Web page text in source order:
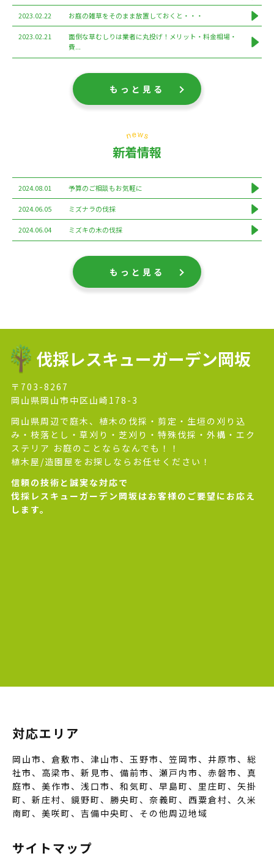
2023.02.22 お庭の雑草をそのまま放置しておくと・・・
2023.02.21
面倒な草むしりは業者に丸投げ！メリット・料金相場・
費...
もっと見る
新着情報
2024.08.01 予算のご相談もお気軽に
2024.06.05 ミズナラの伐採
2024.06.04 ミズキの木の伐採
もっと見る
伐採レスキューガーデン岡坂
〒703-8267
岡山県岡山市中区山崎178-3
岡山県周辺で庭木、植木の伐採・剪定・生垣の刈り込
み・枝落とし・草刈り・芝刈り・特殊伐採・外構・エク
ステリア お庭のことならなんでも！！
植木屋/造園屋をお探しならお任せください！
信頼の技術と誠実な対応で
伐採レスキューガーデン岡坂はお客様のご要望にお応え
します。
対応エリア
岡山市、倉敷市、津山市、玉野市、笠岡市、井原市、総
社市、高梁市、新見市、備前市、瀬戸内市、赤磐市、真
庭市、美作市、浅口市、和気町、早島町、里庄町、矢掛
町、新庄村、鏡野町、勝央町、奈義町、西粟倉村、久米
南町、美咲町、吉備中央町、その他周辺地域
サイトマップ